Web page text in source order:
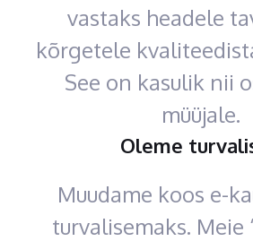
vastaks headele
kõrgetele
See on kasulik nii
müüjale.
Oleme
Muudame koos e-
turvalisemaks. Meie